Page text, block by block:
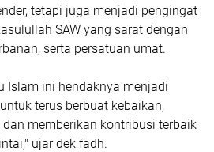
tetapi juga menjadi pengingat
SAW yang sarat dengan
serta persatuan umat.
Islam ini hendaknya menjadi
terus berbuat kebaikan,
memberikan kontribusi terbaik
ujar dek fadh.